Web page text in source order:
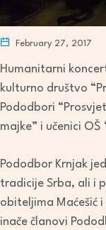
February 27, 2017
Humanitarni
kulturno društvo
Pododbori
majke” i učenici OŠ
Pododbor Krnjak
tradicije Srba, ali i
obiteljima Maćešić
inače članovi